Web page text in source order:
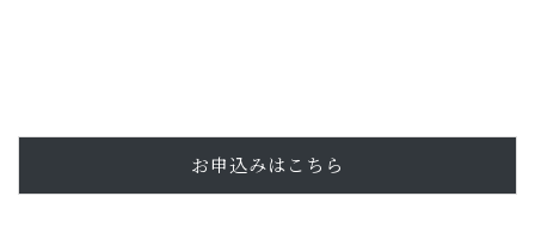
お申込みはこちら